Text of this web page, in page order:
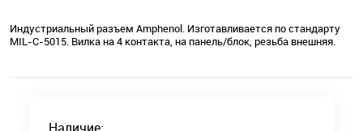
Индустриальный разъем Amphenol. Изготавливается по стандарту
MIL-C-5015. Вилка на 4 контакта, на панель/блок, резьба внешняя.